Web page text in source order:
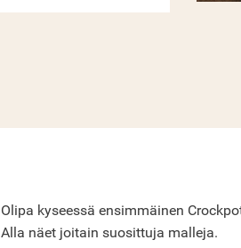
Olipa kyseessä ensimmäinen
Alla näet joitain suosittuja malleja.